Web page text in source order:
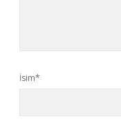
İsim*